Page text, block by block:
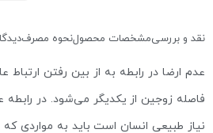
نقد و بررسیمشخصات محصولنحوه مصرف
عدم ارضا در رابطه به از بین رفتن
فاصله زوجین از یکدیگر می‌شود. در رابطه
نیاز طبیعی انسان است باید به مواردی